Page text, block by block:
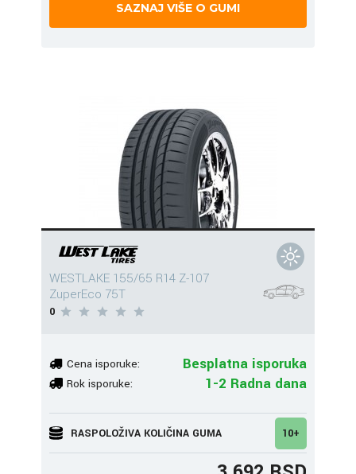
SAZNAJ VIŠE O GUMI
WESTLAKE 155/65 R14 Z-107
ZuperEco 75T
0
Cena isporuke: Besplatna isporuka
Rok isporuke: 1-2 Radna dana
RASPOLOŽIVA KOLIČINA GUMA 10+